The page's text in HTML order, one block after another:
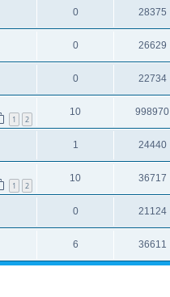
0 28375
0 26629
0 22734
1 2
10 998970
1 24440
1 2
10 36717
0 21124
6 36611